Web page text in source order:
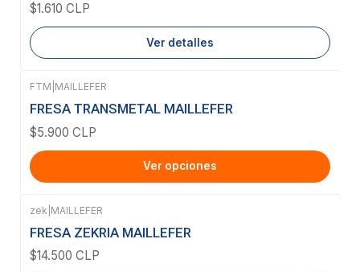
$1.610 CLP
Ver detalles
FTM MAILLEFER
FRESA TRANSMETAL MAILLEFER
$5.900 CLP
Ver opciones
Agotado
zek MAILLEFER
FRESA ZEKRIA MAILLEFER
$14.500 CLP